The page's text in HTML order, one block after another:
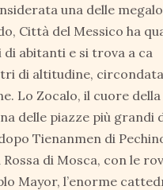
una delle
Città del Messico ha
di abitanti e si trova a ca
di altitudine,
Lo Zocalo, il cuore della
delle piazze più grandi
Tienanmen di
Rossa di Mosca, con le
Mayor, l’enorme